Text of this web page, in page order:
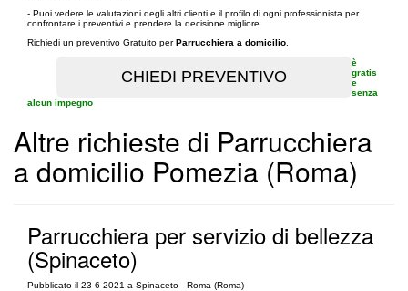
- Puoi vedere le valutazioni degli altri clienti e il profilo di ogni professionista per
confrontare i preventivi e prendere la decisione migliore.
Richiedi un preventivo Gratuito perParrucchiera a domicilio
è
gratis
e
senza
alcun impegno
Altre richieste di Parrucchiera
a domicilio Pomezia (Roma)
Parrucchiera per servizio di bellezza
(Spinaceto)
Pubblicato il 23-6-2021 a Spinaceto - Roma (Roma)